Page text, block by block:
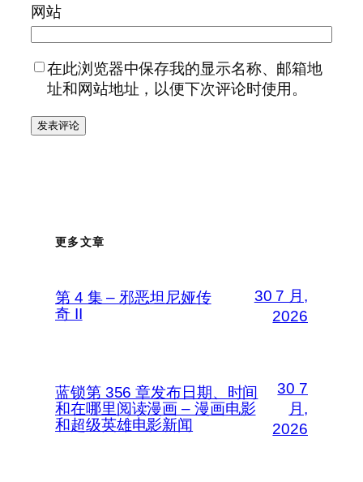
网站
在此浏览器中保存我的显示名称、邮箱地
址和网站地址，以便下次评论时使用。
更多文章
第 4 集 – 邪恶坦尼娅传
奇 II
30 7 月,
2026
蓝锁第 356 章发布日期、时间
和在哪里阅读漫画 – 漫画电影
和超级英雄电影新闻
30 7
月,
2026